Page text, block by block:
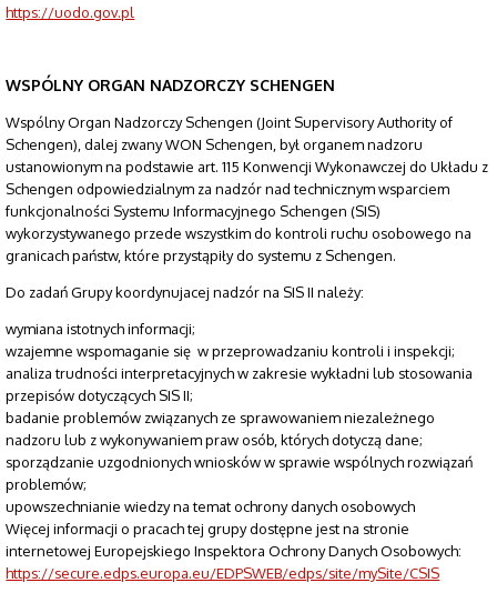
https://uodo.gov.pl
WSPÓLNY ORGAN NADZORCZY SCHENGEN
Wspólny Organ Nadzorczy Schengen (Joint Supervisory Authority of
Schengen), dalej zwany WON Schengen, był organem nadzoru
ustanowionym na podstawie art. 115 Konwencji Wykonawczej do Układu z
Schengen odpowiedzialnym za nadzór nad technicznym wsparciem
funkcjonalności Systemu Informacyjnego Schengen (SIS)
wykorzystywanego przede wszystkim do kontroli ruchu osobowego na
granicach państw, które przystąpiły do systemu z Schengen.
Do zadań Grupy koordynujacej nadzór na SIS II należy:
wymiana istotnych informacji;
wzajemne wspomaganie się w przeprowadzaniu kontroli i inspekcji;
analiza trudności interpretacyjnych w zakresie wykładni lub stosowania
przepisów dotyczących SIS II;
badanie problemów związanych ze sprawowaniem niezależnego
nadzoru lub z wykonywaniem praw osób, których dotyczą dane;
sporządzanie uzgodnionych wniosków w sprawie wspólnych rozwiązań
problemów;
upowszechnianie wiedzy na temat ochrony danych osobowych
Więcej informacji o pracach tej grupy dostępne jest na stronie
internetowej Europejskiego Inspektora Ochrony Danych Osobowych:
https://secure.edps.europa.eu/EDPSWEB/edps/site/mySite/CSIS